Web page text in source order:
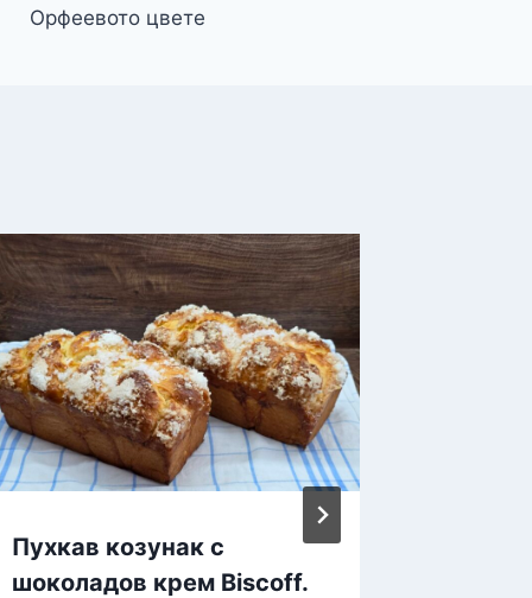
Орфеевото цвете
Пухкав козунак с
шоколадов крем Biscoff.